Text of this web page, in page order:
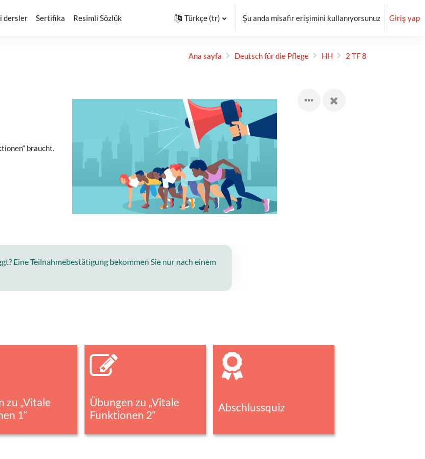
dersler Sertifika Resimli Sözlük Türkçe ‎(tr)‎ Şu anda misafir erişimini kullanıyorsunuz Giriş yap
Ana sayfa Deutsch für die Pflege HH 2 TF 8
braucht.
Eine Teilnahmebestätigung bekommen Sie nur nach einem
zu „Vitale
1“
Übungen zu „Vitale
Funktionen 2“
Abschlussquiz